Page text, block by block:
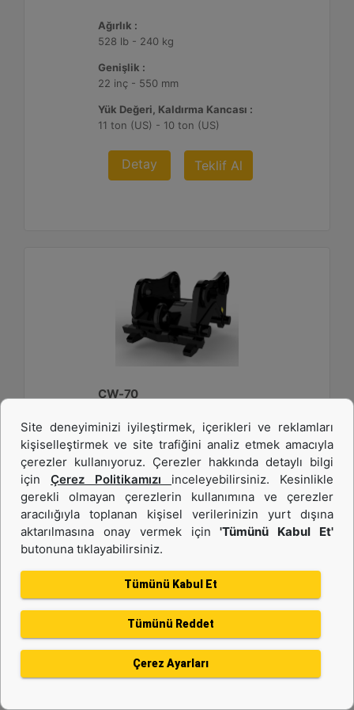
Ağırlık :
528 lb - 240 kg
Genişlik :
22 inç - 550 mm
Yük Değeri, Kaldırma Kancası :
11 ton (US) - 10 ton (US)
Detay Teklif Al
CW-70
Ağırlık :
2750 lb - 1250 kg
Genişlik :
33.6 inç - 840 mm
Yük Değeri, Kaldırma Kancası :
22 ton (US) - 20 ton (US)
Detay Teklif Al
Site deneyiminizi iyileştirmek, içerikleri ve reklamları
kişiselleştirmek ve site trafiğini analiz etmek amacıyla
çerezler kullanıyoruz. Çerezler hakkında detaylı bilgi
için Çerez Politikamızı inceleyebilirsiniz. Kesinlikle
gerekli olmayan çerezlerin kullanımına ve çerezler
aracılığıyla toplanan kişisel verilerinizin yurt dışına
aktarılmasına onay vermek için'Tümünü Kabul Et'
butonuna tıklayabilirsiniz.
Tümünü Kabul Et
Tümünü Reddet
Çerez Ayarları